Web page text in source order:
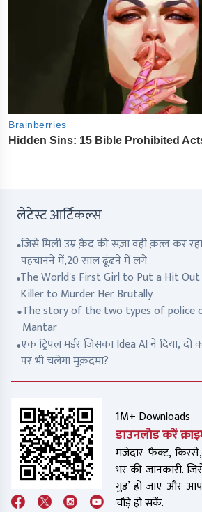
लेटेस्ट आर्टिकल्स
जिसे मिली उम्र क़ैद की सज़ा वही क़त्ल कर
पहचानने में,20 साल ढूंढने में लगे
The World's First Girl to Put a Hit
Killer to Murder Her Brutally
The story of the two types of police
Mantar
एक ट्रिपल मर्डर जिसका Idea AI ने दिया, दो
पर भी चलेगा मुक़दमा?
1M+ Downloads
डाउनलोड करें
मजेदार फैक्ट,
भर की जानकारी.
गुड’ हो जाए और
चौड़े हो सकें.